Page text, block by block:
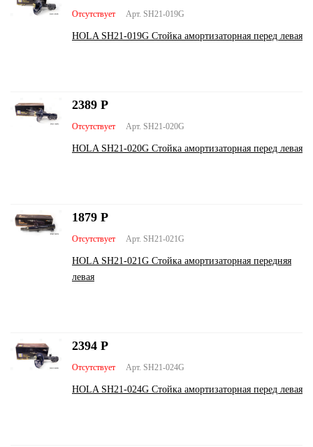
Арт. SH21-019G
Отсутствует
HOLA SH21-019G Стойка амортизаторная перед левая
Арт. SH21-020G
Отсутствует
HOLA SH21-020G Стойка амортизаторная перед левая
2389 Р
Арт. SH21-021G
Отсутствует
HOLA SH21-021G Стойка амортизаторная передняя
левая
1879 Р
Арт. SH21-024G
Отсутствует
HOLA SH21-024G Стойка амортизаторная перед левая
2394 Р